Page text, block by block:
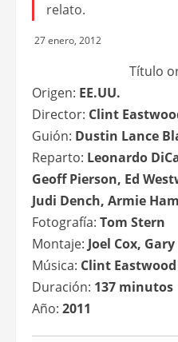
relato.
27 enero, 2012
Título
Origen: EE.UU.
Director: Clint
Guión: Dustin Lance
Reparto: Leonardo
Geoff Pierson, Ed
Judi Dench, Armie
Fotografía: Tom Stern
Montaje: Joel Cox,
Música: Clint Eastwood
Duración: 137 minutos
Año: 2011